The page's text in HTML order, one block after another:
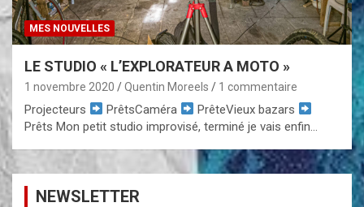
MES NOUVELLES
LE STUDIO « L’EXPLORATEUR A MOTO »
1 novembre 2020 Quentin Moreels 1 commentaire
Projecteurs PrêtsCaméra
PrêteVieux bazars
Prêts Mon petit studio improvisé, terminé je vais enfin…
NEWSLETTER